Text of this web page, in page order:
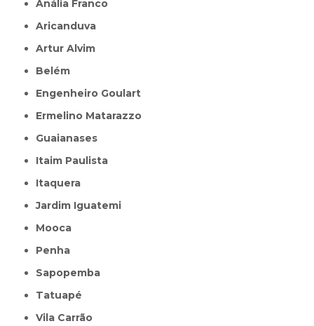
Anália Franco
Aricanduva
Artur Alvim
Belém
Engenheiro Goulart
Ermelino Matarazzo
Guaianases
Itaim Paulista
Itaquera
Jardim Iguatemi
Mooca
Penha
Sapopemba
Tatuapé
Vila Carrão